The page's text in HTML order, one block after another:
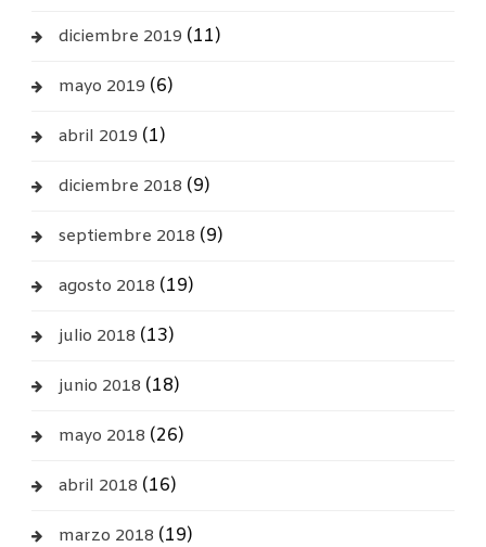
diciembre 2019 (11)
mayo 2019 (6)
abril 2019 (1)
diciembre 2018 (9)
septiembre 2018 (9)
agosto 2018 (19)
julio 2018 (13)
junio 2018 (18)
mayo 2018 (26)
abril 2018 (16)
marzo 2018 (19)